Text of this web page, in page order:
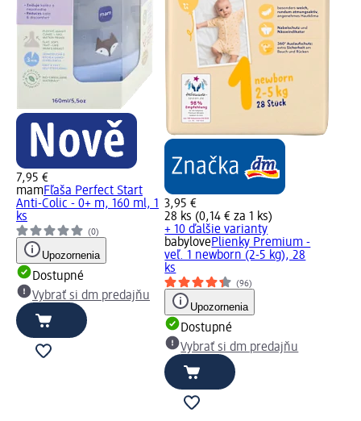
7,95 €
mamFľaša Perfect Start
Anti-Colic - 0+ m, 160 ml, 1
ks
(0)
Upozornenia
Dostupné
Vybrať si dm predajňu
3,95 €
28 ks (0,14 € za 1 ks)
+ 10 ďalšie varianty
babylovePlienky Premium -
veľ. 1 newborn (2-5 kg), 28
ks
(96)
Upozornenia
Dostupné
Vybrať si dm predajňu